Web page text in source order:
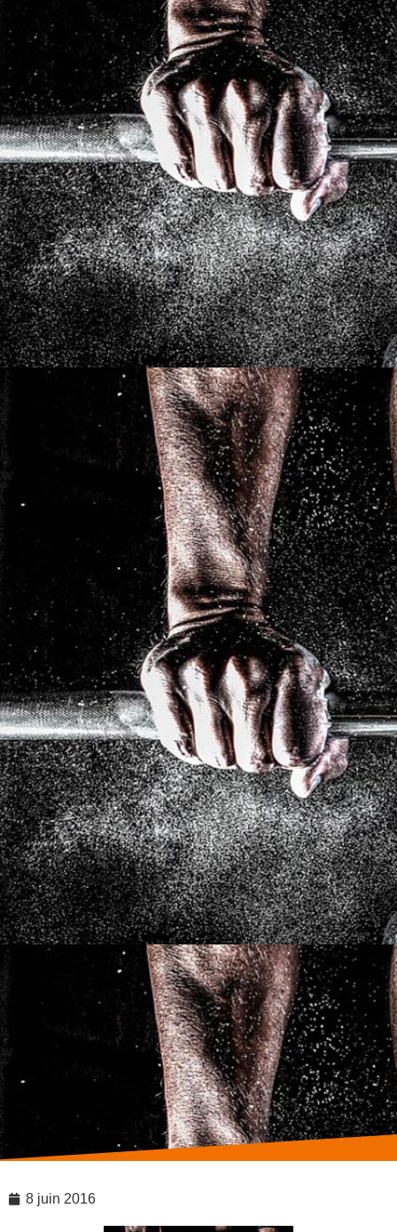
8 juin 2016